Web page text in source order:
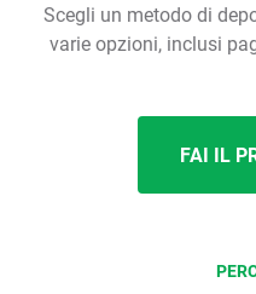
Scegli un metodo di
varie opzioni, inclusi
FAI IL